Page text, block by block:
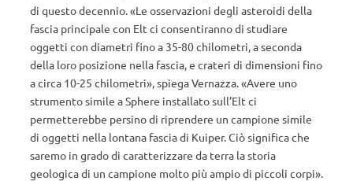
di questo decennio. «Le osservazioni degli asteroidi della
fascia principale con Elt ci consentiranno di studiare
oggetti con diametri fino a 35-80 chilometri, a seconda
della loro posizione nella fascia, e crateri di dimensioni fino
a circa 10-25 chilometri», spiega Vernazza. «Avere uno
strumento simile a Sphere installato sull’Elt ci
permetterebbe persino di riprendere un campione simile
di oggetti nella lontana fascia di Kuiper. Ciò significa che
saremo in grado di caratterizzare da terra la storia
geologica di un campione molto più ampio di piccoli corpi».